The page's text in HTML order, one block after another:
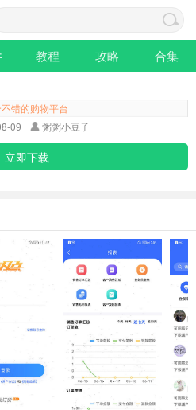
教程 攻略 合集
错的购物平台
09 粥粥小豆子
立即下载